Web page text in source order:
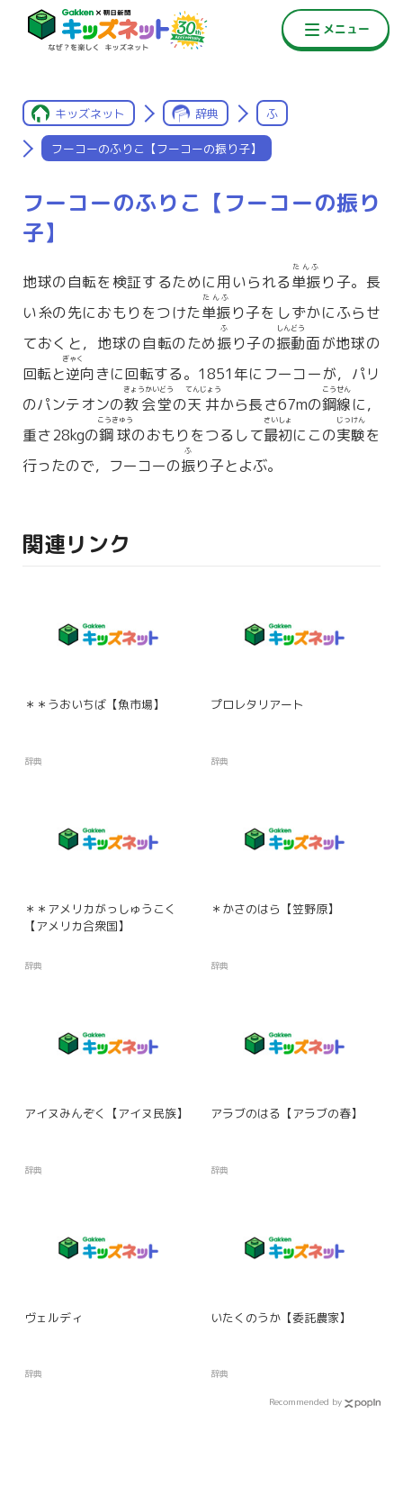
キッズネット 辞典 ふ
フーコーのふりこ【フーコーの振り子】
フーコーのふりこ【フーコーの振り
子】
地球の自転を検証するために用いられる単振
たんふ
り子。長
い糸の先におもりをつけた単振
たんふ
り子をしずかにふらせ
ておくと，地球の自転のため振
ふ
り子の振動
しんどう
面が地球の
回転と逆
ぎゃく
向きに回転する。1851年にフーコーが，パリ
のパンテオンの教会堂
きょうかいどう
の天井
てんじょう
から長さ67mの鋼線
こうせん
に，
重さ28kgの鋼球
こうきゅう
のおもりをつるして最初
さいしょ
にこの実験
じっけん
を
行ったので，フーコーの振
ふ
り子とよぶ。
関連リンク
＊＊うおいちば【魚市場】
辞典
プロレタリアート
辞典
＊＊アメリカがっしゅうこく
【アメリカ合衆国】
辞典
＊かさのはら【笠野原】
辞典
アイヌみんぞく【アイヌ民族】
辞典
アラブのはる【アラブの春】
辞典
ヴェルディ
辞典
いたくのうか【委託農家】
辞典
Recommended by